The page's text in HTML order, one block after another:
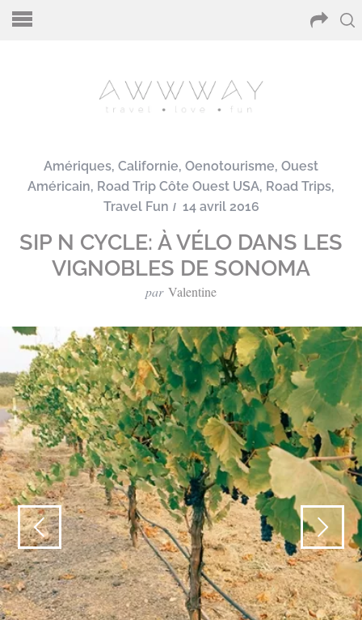
Amériques, Californie, Oenotourisme, Ouest
Américain, Road Trip Côte Ouest USA, Road Trips,
Travel Fun
14 avril 2016
SIP N CYCLE: À VÉLO DANS LES
VIGNOBLES DE SONOMA
par Valentine